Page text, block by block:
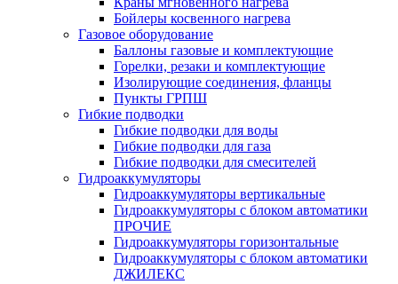
Бойлеры косвенного нагрева
Газовое оборудование
Баллоны газовые и комплектующие
Горелки, резаки и комплектующие
Изолирующие соединения, фланцы
Пункты ГРПШ
Гибкие подводки
Гибкие подводки для воды
Гибкие подводки для газа
Гибкие подводки для смесителей
Гидроаккумуляторы
Гидроаккумуляторы вертикальные
Гидроаккумуляторы с блоком автоматики
ПРОЧИЕ
Гидроаккумуляторы горизонтальные
Гидроаккумуляторы с блоком автоматики
ДЖИЛЕКС